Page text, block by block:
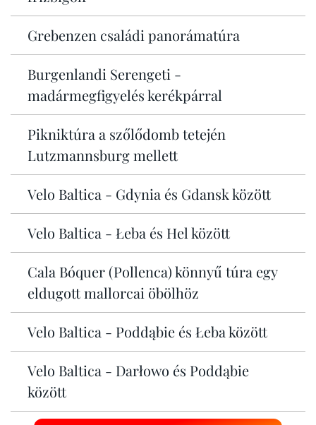
Grebenzen családi panorámatúra
Burgenlandi Serengeti -
madármegfigyelés kerékpárral
Pikniktúra a szőlődomb tetején
Lutzmannsburg mellett
Velo Baltica - Gdynia és Gdansk között
Velo Baltica - Łeba és Hel között
Cala Bóquer (Pollenca) könnyű túra egy
eldugott mallorcai öbölhöz
Velo Baltica - Poddąbie és Łeba között
Velo Baltica - Darłowo és Poddąbie
között